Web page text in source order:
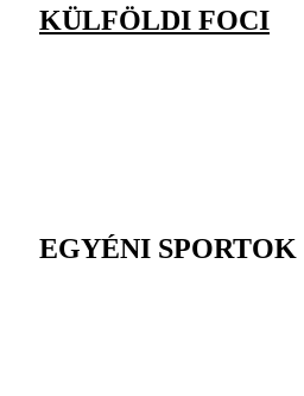
KÜLFÖLDI FOCI
EGYÉNI SPORTOK